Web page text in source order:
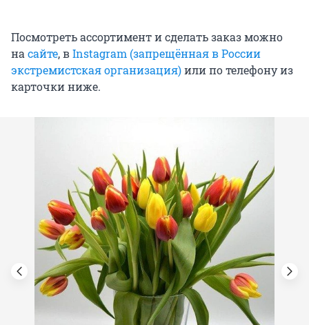
Посмотреть ассортимент и сделать заказ можно
насайте, вInstagram (запрещённая в России
экстремистская организация)или по телефону из
карточки ниже.